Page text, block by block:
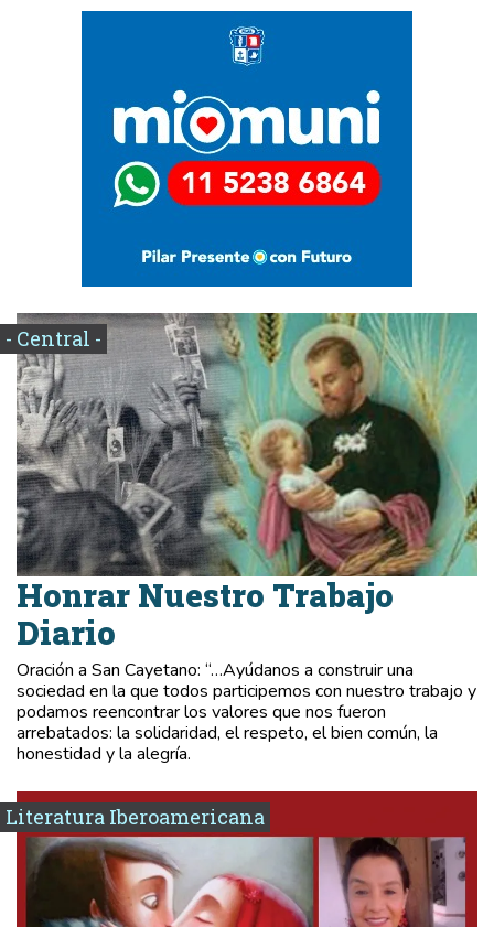
- Central -
Honrar Nuestro Trabajo
Diario
Oración a San Cayetano: “…Ayúdanos a construir una
sociedad en la que todos participemos con nuestro trabajo y
podamos reencontrar los valores que nos fueron
arrebatados: la solidaridad, el respeto, el bien común, la
honestidad y la alegría.
Literatura Iberoamericana